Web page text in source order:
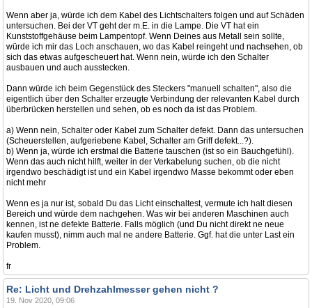
Wenn aber ja, würde ich dem Kabel des Lichtschalters folgen und auf Schäden
untersuchen. Bei der VT geht der m.E. in die Lampe. Die VT hat ein
Kunststoffgehäuse beim Lampentopf. Wenn Deines aus Metall sein sollte,
würde ich mir das Loch anschauen, wo das Kabel reingeht und nachsehen, ob
sich das etwas aufgescheuert hat. Wenn nein, würde ich den Schalter
ausbauen und auch ausstecken.
Dann würde ich beim Gegenstück des Steckers "manuell schalten", also die
eigentlich über den Schalter erzeugte Verbindung der relevanten Kabel durch
überbrücken herstellen und sehen, ob es noch da ist das Problem.
a) Wenn nein, Schalter oder Kabel zum Schalter defekt. Dann das untersuchen
(Scheuerstellen, aufgeriebene Kabel, Schalter am Griff defekt...?).
b) Wenn ja, würde ich erstmal die Batterie tauschen (ist so ein Bauchgefühl).
Wenn das auch nicht hilft, weiter in der Verkabelung suchen, ob die nicht
irgendwo beschädigt ist und ein Kabel irgendwo Masse bekommt oder eben
nicht mehr
Wenn es ja nur ist, sobald Du das Licht einschaltest, vermute ich halt diesen
Bereich und würde dem nachgehen. Was wir bei anderen Maschinen auch
kennen, ist ne defekte Batterie. Falls möglich (und Du nicht direkt ne neue
kaufen musst), nimm auch mal ne andere Batterie. Ggf. hat die unter Last ein
Problem.
fr
Re: Licht und Drehzahlmesser gehen nicht ?
19. Nov 2020, 09:06